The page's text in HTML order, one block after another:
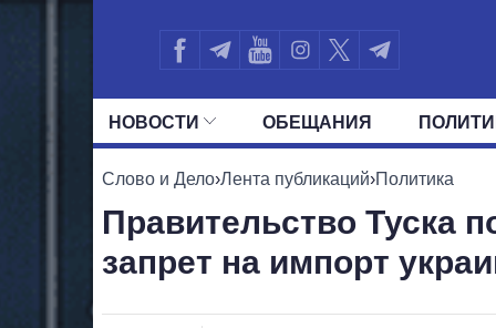
НОВОСТИ ОБЕЩАНИЯ
ВСЕ ПОЛИТИКИ ПРЕЗИДЕНТ И
Слово и Дело›Лента публикаций›Политика
Правительство Туска
запрет на импорт